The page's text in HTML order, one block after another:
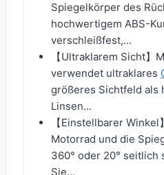
Spiegelkörper des
hochwertigem ABS-
verschleißfest,...
【Ultraklarem Sicht】
verwendet ultraklares
größeres Sichtfeld als
Linsen...
【Einstellbarer
Motorrad und die
360° oder 20° seitlich
Sie...